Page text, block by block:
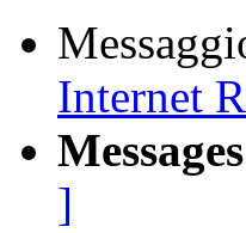
Internet
]